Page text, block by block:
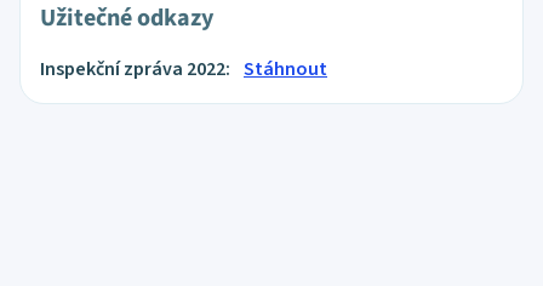
Užitečné odkazy
Inspekční zpráva 2022: Stáhnout